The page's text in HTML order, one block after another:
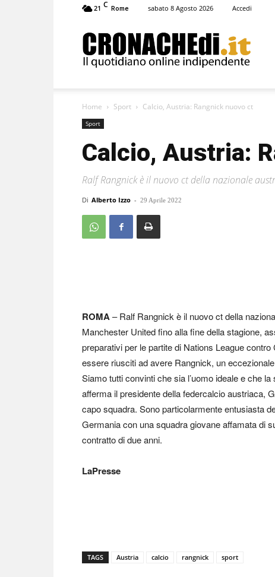
21 C Rome sabato 8 Agosto 2026 Accedi
Home Sport Calcio, Austria: Rangnick nuovo ct
Sport
Calcio, Austria:
Ralf Rangnick è il nuovo ct della nazionale
Di Alberto Izzo - 29 Aprile 2022
ROMA– Ralf Rangnick è il nuovo ct della
Manchester United fino alla fine della stagione,
preparativi per le partite di Nations League
essere riusciti ad avere Rangnick, un
Siamo tutti convinti che sia l’uomo ideale e che
afferma il presidente della federcalcio austriaca,
capo squadra. Sono particolarmente entusiasta
Germania con una squadra giovane affamata di
contratto di due anni.
LaPresse
TAGS Austria calcio rangnick sport